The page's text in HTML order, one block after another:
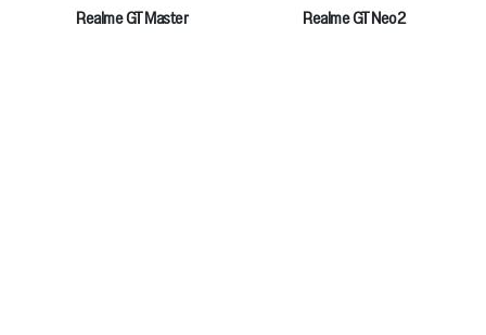
Realme GT Master Realme GT Neo2